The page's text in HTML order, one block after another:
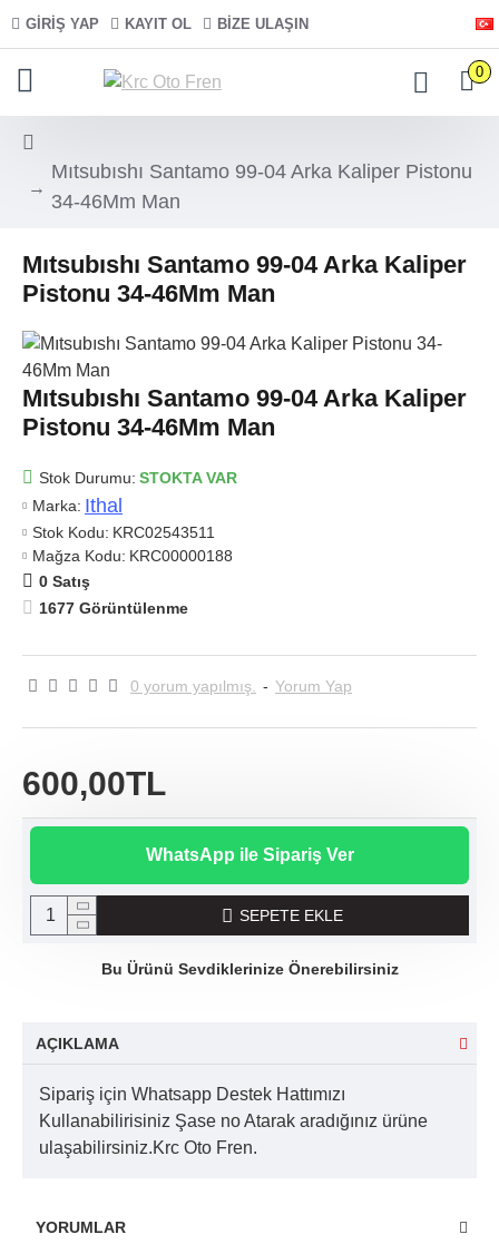
GIRIŞ YAP KAYIT OL BIZE ULAŞIN
0
Mıtsubıshı Santamo 99-04 Arka Kaliper Pistonu
34-46Mm Man
Mıtsubıshı Santamo 99-04 Arka Kaliper
Pistonu 34-46Mm Man
Mıtsubıshı Santamo 99-04 Arka Kaliper
Pistonu 34-46Mm Man
Stok Durumu: STOKTA VAR
Marka: Ithal
Stok Kodu: KRC02543511
Mağza Kodu: KRC00000188
0 Satış
1677 Görüntülenme
0 yorum yapılmış. - Yorum Yap
600,00TL
WhatsApp ile Sipariş Ver
SEPETE EKLE
Bu Ürünü Sevdiklerinize Önerebilirsiniz
AÇIKLAMA
Sipariş için Whatsapp Destek Hattımızı
Kullanabilirisiniz Şase no Atarak aradığınız ürüne
ulaşabilirsiniz.Krc Oto Fren.
YORUMLAR